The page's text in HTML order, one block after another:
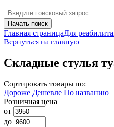
Начать поиск
Главная страницаДля
Вернуться на главную
Складные стулья
Сортировать товары по:
Дороже Дешевле По названию
Розничная цена
от
до